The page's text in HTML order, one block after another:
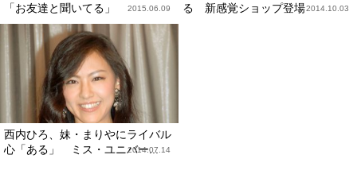
「お友達と聞いてる」
2015.06.09
る 新感覚ショップ登場2014.10.03
西内ひろ、妹・まりやにライバル
心「ある」 ミス・ユニバー...
2014.07.14